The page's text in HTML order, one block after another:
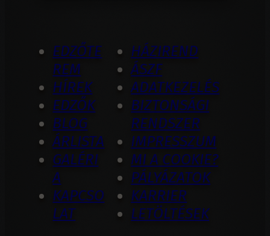
EDZŐTE
REM
HÍREK
EDZŐK
BLOG
ÁRLISTA
GALÉRI
A
KAPCSO
LAT
HÁZIREND
ÁSZF
ADATKEZELÉS
BIZTONSÁGI
RENDSZER
IMPRESSZUM
MI A COOKIE?
PÁLYÁZATOK
KARRIER
LETÖLTÉSEK